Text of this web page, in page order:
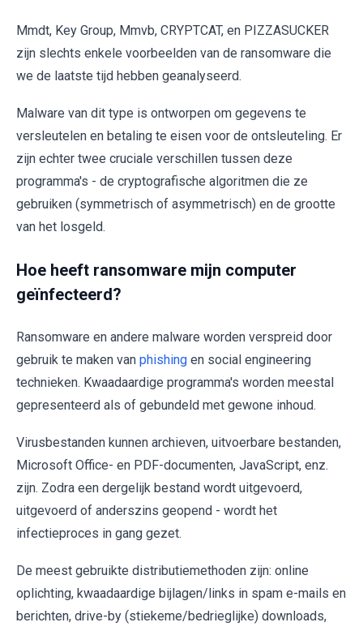
Mmdt, Key Group, Mmvb, CRYPTCAT, en PIZZASUCKER
zijn slechts enkele voorbeelden van de ransomware die
we de laatste tijd hebben geanalyseerd.
Malware van dit type is ontworpen om gegevens te
versleutelen en betaling te eisen voor de ontsleuteling. Er
zijn echter twee cruciale verschillen tussen deze
programma's - de cryptografische algoritmen die ze
gebruiken (symmetrisch of asymmetrisch) en de grootte
van het losgeld.
Hoe heeft ransomware mijn computer
geïnfecteerd?
Ransomware en andere malware worden verspreid door
gebruik te maken van phishing en social engineering
technieken. Kwaadaardige programma's worden meestal
gepresenteerd als of gebundeld met gewone inhoud.
Virusbestanden kunnen archieven, uitvoerbare bestanden,
Microsoft Office- en PDF-documenten, JavaScript, enz.
zijn. Zodra een dergelijk bestand wordt uitgevoerd,
uitgevoerd of anderszins geopend - wordt het
infectieproces in gang gezet.
De meest gebruikte distributiemethoden zijn: online
oplichting, kwaadaardige bijlagen/links in spam e-mails en
berichten, drive-by (stiekeme/bedrieglijke) downloads,